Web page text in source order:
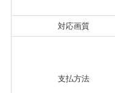
対応画質
支払方法